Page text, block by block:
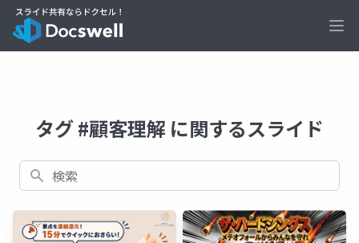
タグ #顧客理解 に関するスライド
検索